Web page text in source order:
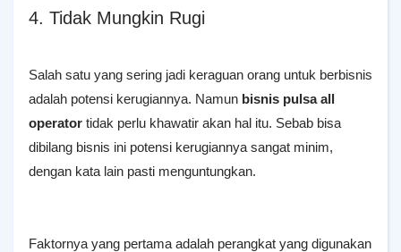
4. Tidak Mungkin Rugi
Salah satu yang sering jadi keraguan orang untuk berbisnis
adalah potensi kerugiannya. Namun bisnis pulsa all
operator tidak perlu khawatir akan hal itu. Sebab bisa
dibilang bisnis ini potensi kerugiannya sangat minim,
dengan kata lain pasti menguntungkan.
Faktornya yang pertama adalah perangkat yang digunakan